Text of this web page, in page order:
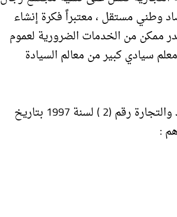
وطني مستقل ، معتبراً فكرة إنشاء
توفير اكبر قدر ممكن من الخدمات الضرورية لعموم
سيادي كبير من معالم السيادة
وحول إنشاء الغرفة التجارية، نوه شحاده إلى أن الغرفة أنشات بقرار وزير الاقتصاد والتجارة رقم (2 ) لسنة 1997 بتاريخ